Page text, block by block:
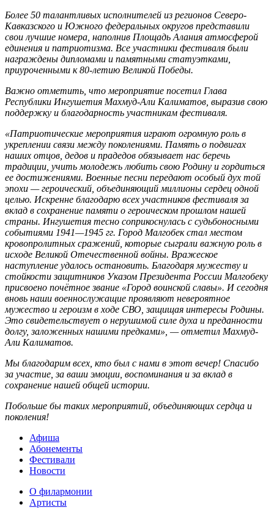
Более 50 талантливых исполнителей из регионов Северо-
Кавказского и Южного федеральных округов представили
свои лучшие номера, наполнив Площадь Алания атмосферой
единения и патриотизма. Все участники фестиваля были
награждены дипломами и памятными статуэтками,
приуроченными к 80-летию Великой Победы.
Важно отметить, что мероприятие посетил Глава
Республики Ингушетия Махмуд-Али Калиматов, выразив свою
поддержку и благодарность участникам фестиваля.
«Патриотические мероприятия играют огромную роль в
укреплении связи между поколениями. Память о подвигах
наших отцов, дедов и прадедов обязывает нас беречь
традиции, учить молодежь любить свою Родину и гордиться
ее достижениями. Военные песни передают особый дух той
эпохи — героический, объединяющий миллионы сердец одной
целью. Искренне благодарю всех участников фестиваля за
вклад в сохранение памяти о героическом прошлом нашей
страны. Ингушетия тесно соприкоснулась с судьбоносными
событиями 1941—1945 гг. Город Малгобек стал местом
кровопролитных сражений, которые сыграли важную роль в
исходе Великой Отечественной войны. Вражеское
наступление удалось остановить. Благодаря мужеству и
стойкости защитников Указом Президента России Малгобеку
присвоено почётное звание «Город воинской славы». И сегодня
вновь наши военнослужащие проявляют невероятное
мужество и героизм в ходе СВО, защищая интересы Родины.
Это свидетельствует о нерушимой силе духа и преданности
долгу, заложенных нашими предками», — отметил Махмуд-
Али Калиматов.
Мы благодарим всех, кто был с нами в этот вечер! Спасибо
за участие, за ваши эмоции, воспоминания и за вклад в
сохранение нашей общей истории.
Побольше бы таких мероприятий, объединяющих сердца и
поколения!
Афиша
Абонементы
Фестивали
Новости
О филармонии
Артисты